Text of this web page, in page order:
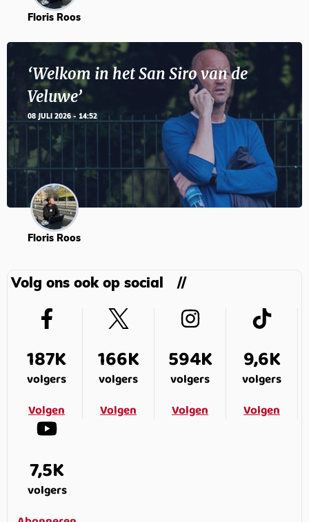
Floris Roos
‘Welkom in het San Siro van de
Veluwe’
08 JULI 2026 - 14:52
Floris Roos
Volg ons ook op social
187K
volgers
Volgen
166K
volgers
Volgen
594K
volgers
Volgen
9,6K
volgers
Volgen
7,5K
volgers